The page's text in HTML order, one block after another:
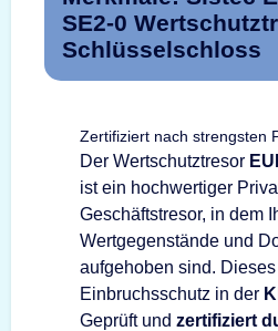
SE2-0
Schlüsselschloss
Zertifiziert nach strengsten
Der Wertschutztresor
ist ein hochwertiger
Geschäftstresor, in dem
Wertgegenstände und
aufgehoben sind.
Einbruchsschutz in der
Geprüft und zertifiziert